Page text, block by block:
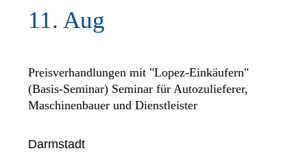
11. Aug
Preisverhandlungen mit "Lopez-Einkäufern"
(Basis-Seminar) Seminar für Autozulieferer,
Maschinenbauer und Dienstleister
Darmstadt